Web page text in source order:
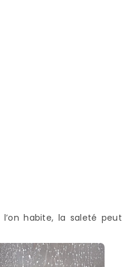
habite, la saleté peut